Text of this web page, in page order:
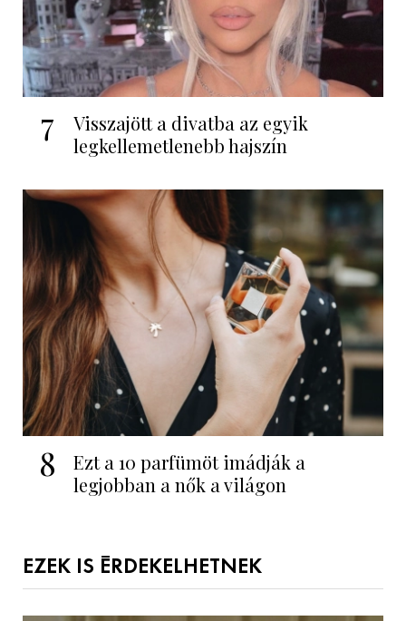
7
Visszajött a divatba az egyik
legkellemetlenebb hajszín
8
Ezt a 10 parfümöt imádják a
legjobban a nők a világon
EZEK IS ÉRDEKELHETNEK